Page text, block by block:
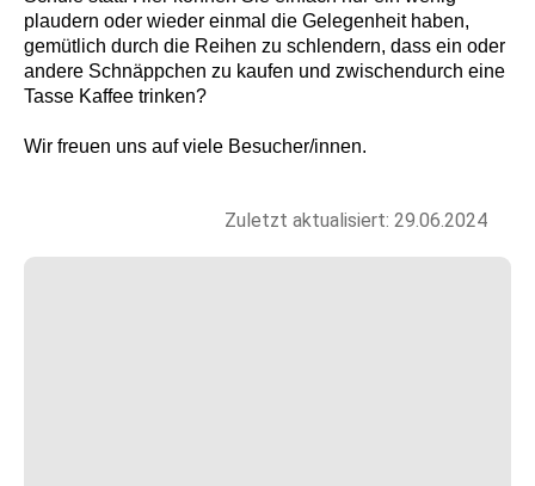
plaudern oder wieder einmal die Gelegenheit haben,
gemütlich durch die Reihen zu schlendern, dass ein oder
andere Schnäppchen zu kaufen und zwischendurch eine
Tasse Kaffee trinken?
Wir freuen uns auf viele Besucher/innen.
Zuletzt aktualisiert: 29.06.2024